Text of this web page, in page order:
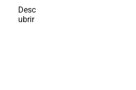
English / $
Desc
ubrir